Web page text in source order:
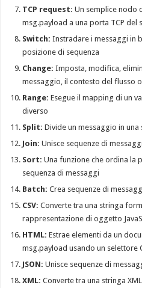
TCP request: Un semplice nodo
msg.payload a una porta TCP del
Switch: Instradare i messaggi in
posizione di sequenza
Change: Imposta, modifica,
messaggio, il contesto del flusso
Range: Esegue il mapping di un
diverso
Split: Divide un messaggio in una
Join: Unisce sequenze di
Sort: Una funzione che ordina la
sequenza di messaggi
Batch: Crea sequenze di
CSV: Converte tra una stringa
rappresentazione di oggetto
HTML: Estrae elementi da un
msg.payload usando un selettore
JSON: Unisce sequenze di
XML: Converte tra una stringa